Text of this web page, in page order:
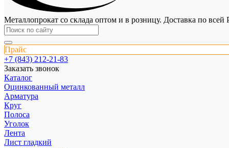
Металлопрокат со склада оптом и в розницу. Доставка по всей
Прайс
+7 (843) 212-21-83
Заказать звонок
Каталог
Оцинкованный металл
Арматура
Круг
Полоса
Уголок
Лента
Лист гладкий